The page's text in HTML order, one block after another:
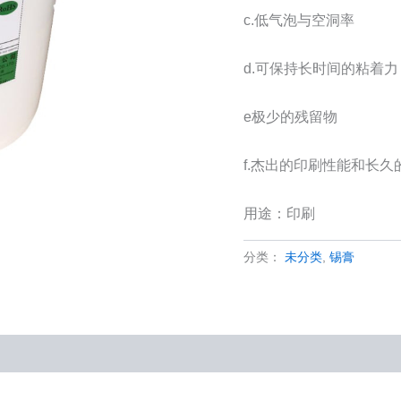
c.低气泡与空洞率
d.可保持长时间的粘着力
e极少的残留物
f.杰出的印刷性能和长久
用途：印刷
分类： 未分类 锡膏